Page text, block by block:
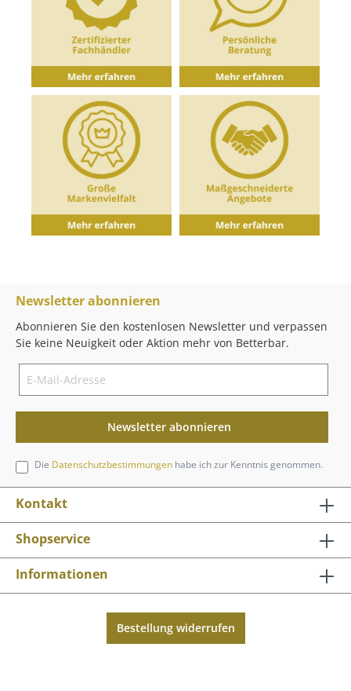
Newsletter abonnieren
Abonnieren Sie den kostenlosen Newsletter und verpassen
Sie keine Neuigkeit oder Aktion mehr von Betterbar.
Newsletter abonnieren
Die Datenschutzbestimmungen habe ich zur Kenntnis genommen.
Kontakt
Shopservice
Informationen
Bestellung widerrufen